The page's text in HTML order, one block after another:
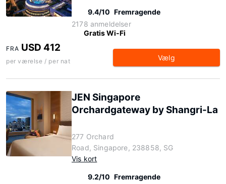
9.4/10 Fremragende
2178 anmeldelser
Gratis Wi-Fi
FRA USD 412
per værelse / per nat Vælg
JEN Singapore
Orchardgateway by Shangri-La
277 Orchard
Road, Singapore, 238858, SG
Vis kort
9.2/10 Fremragende